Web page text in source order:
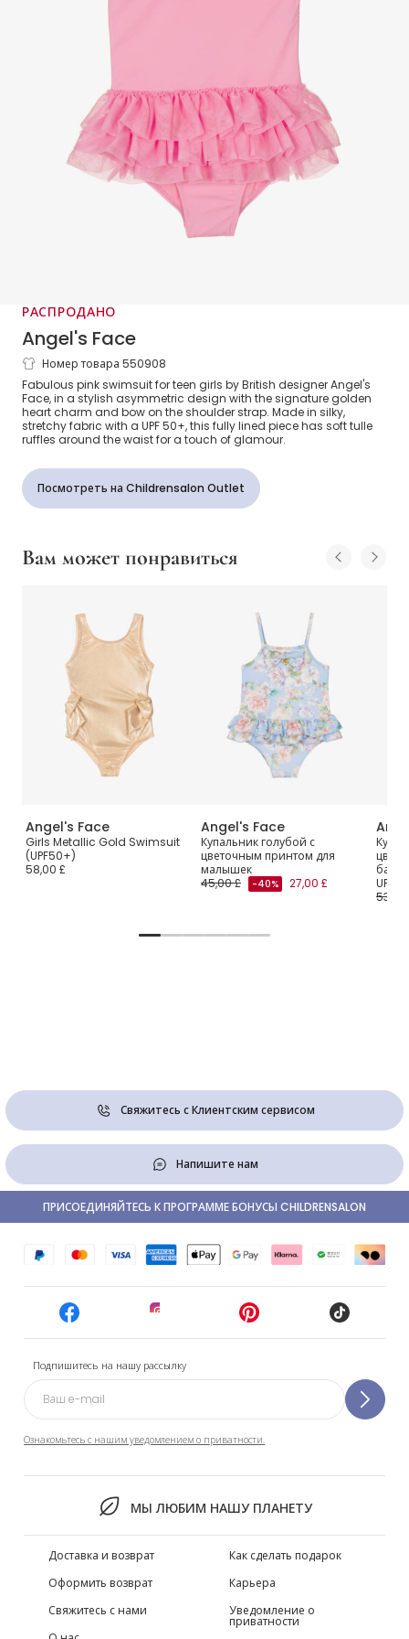
РАСПРОДАНО
Angel's Face
Teen Girls Pink One Shoulder Swimsuit
(UPF50+)
Номер товара 550908
Fabulous pink swimsuit for teen girls by British designer Angel's
Face, in a stylish asymmetric design with the signature golden
heart charm and bow on the shoulder strap. Made in silky,
stretchy fabric with a UPF 50+, this fully lined piece has soft tulle
ruffles around the waist for a touch of glamour.
Посмотреть на Childrensalon Outlet
Вам может понравиться
Angel's Face
Girls Metallic Gold Swimsuit
(UPF50+)
58,00 £
Angel's Face
Купальник голубой с
цветочным принтом для
малышек
45,00 £
-40% 27,00 £
53,00
Свяжитесь с Клиентским сервисом
Напишите нам
Подпишитесь на нашу рассылку
Ознакомьтесь с нашим уведомлением о приватности.
МЫ ЛЮБИМ НАШУ ПЛАНЕТУ
ПРИСОЕДИНЯЙТЕСЬ К ПРОГРАММЕ БОНУСЫ CHILDRENSALON
Доставка и возврат
Оформить возврат
Свяжитесь с нами
Как сделать подарок
Карьера
Уведомление о
приватности